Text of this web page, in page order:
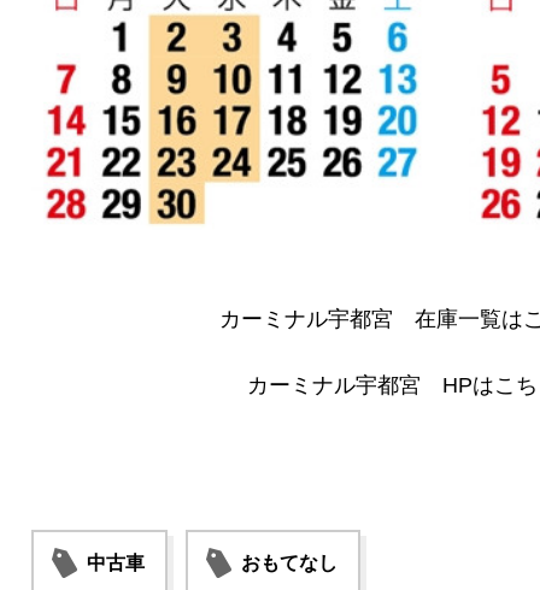
カーミナル宇都宮 在庫一覧
カーミナル宇都宮 HPは
中古車 おもてなし